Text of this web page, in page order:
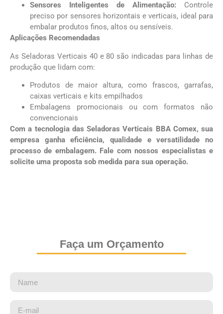
Sensores Inteligentes de Alimentação: Controle
preciso por sensores horizontais e verticais, ideal para
embalar produtos finos, altos ou sensíveis.
Aplicações Recomendadas
As Seladoras Verticais 40 e 80 são indicadas para linhas de
produção que lidam com:
Produtos de maior altura, como frascos, garrafas,
caixas verticais e kits empilhados
Embalagens promocionais ou com formatos não
convencionais
Com a tecnologia das Seladoras Verticais BBA Comex, sua
empresa ganha eficiência, qualidade e versatilidade no
processo de embalagem. Fale com nossos especialistas e
solicite uma proposta sob medida para sua operação.
Faça um Orçamento